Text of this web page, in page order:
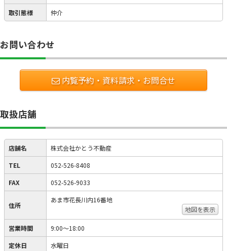
取引態様 仲介
お問い合わせ
内覧予約・資料請求・お問合せ
取扱店舗
店舗名
株式会社かとう不動産
TEL
052-526-8408
FAX
052-526-9033
住所
あま市花長川内16番地
地図を表示
営業時間
9:00～18:00
定休日
水曜日